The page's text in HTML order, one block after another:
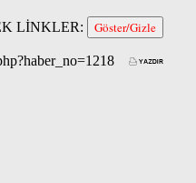
LİNKLER: Göster/Gizle